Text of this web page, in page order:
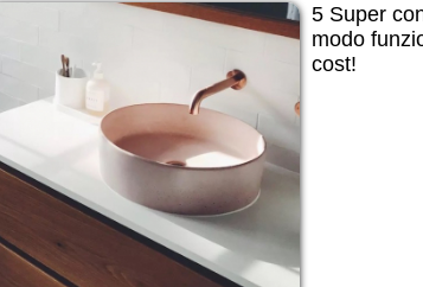
5 Super
modo
cost!